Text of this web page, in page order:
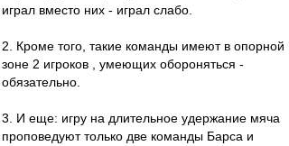
играл вместо них - играл слабо.
2. Кроме того, такие команды имеют в опорной
зоне 2 игроков , умеющих обороняться -
обязательно.
3. И еще: игру на длительное удержание мяча
проповедуют только две команды Барса и